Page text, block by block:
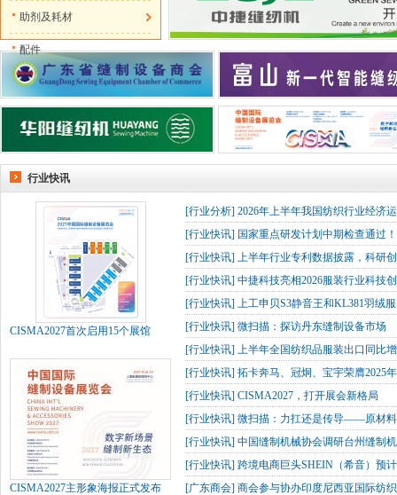
助剂及耗材
配件
行业快讯
CISMA2027首次启用15个展馆
CISMA2027主形象海报正式发布
[行业分析] 2026年上半年我国纺织行业经济
[行业快讯] 国家重点研发计划中期检查通过
[行业快讯] 上半年行业专利数据披露，科研
[行业快讯] 中捷科技亮相2026服装行业科技
[行业快讯] 上工申贝S3静音王和KL381羽绒
[行业快讯] 微扫描：探访丹东缝制设备市场
[行业快讯] 上半年全国纺织品服装出口同比
[行业快讯] 拓卡奔马、冠炯、宝宇荣膺2025
[行业快讯] CISMA2027，打开展会新格局
[行业快讯] 微扫描：力扛还是传导——原材
[行业快讯] 中国缝制机械协会调研台州缝制
[行业快讯] 跨境电商巨头SHEIN（希音）预
[广东商会] 商会参与协办印度尼西亚国际纺